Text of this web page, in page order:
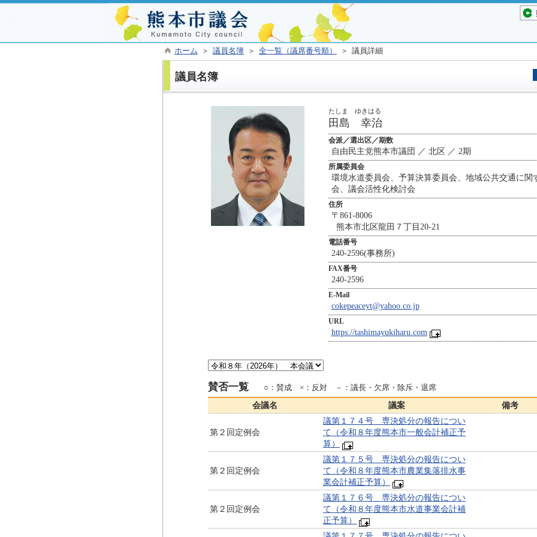
ホーム ＞ 議員名簿 ＞ 全一覧（議席番号順） ＞ 議員詳細
議員名簿
たしま ゆきはる
田島 幸治
会派／選出区／期数
自由民主党熊本市議団 ／ 北区 ／ 2期
所属委員会
環境水道委員会、予算決算委員会、地域公共交通に関
会、議会活性化検討会
住所
〒861-8006
熊本市北区龍田７丁目20-21
電話番号
240-2596(事務所)
FAX番号
240-2596
E-Mail
cokepeaceyt@yahoo.co.jp
URL
https://tashimayukiharu.com
賛否一覧 ○：賛成 ×：反対 －：議長・欠席・除斥・退席
会議名 議案 備考
第２回定例会
議第１７４号 専決処分の報告につい
て（令和８年度熊本市一般会計補正予
算）
第２回定例会
議第１７５号 専決処分の報告につい
て（令和８年度熊本市農業集落排水事
業会計補正予算）
第２回定例会
議第１７６号 専決処分の報告につい
て（令和８年度熊本市水道事業会計補
正予算）